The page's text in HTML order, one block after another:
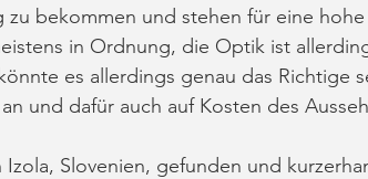
bekommen und stehen für eine hohe
in Ordnung, die Optik ist
es allerdings genau das Richtige
und dafür auch auf Kosten des
Slovenien, gefunden und